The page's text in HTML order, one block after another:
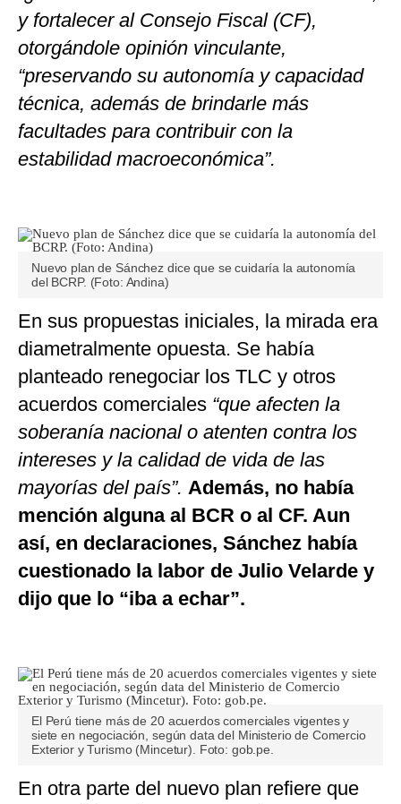
y fortalecer al Consejo Fiscal (CF),
otorgándole opinión vinculante,
“preservando su autonomía y capacidad
técnica, además de brindarle más
facultades para contribuir con la
estabilidad macroeconómica”.
Nuevo plan de Sánchez dice que se cuidaría la autonomía
del BCRP. (Foto: Andina)
En sus propuestas iniciales, la mirada era
diametralmente opuesta. Se había
planteado renegociar los TLC y otros
acuerdos comerciales “que afecten la
soberanía nacional o atenten contra los
intereses y la calidad de vida de las
mayorías del país”. Además, no había
mención alguna al BCR o al CF. Aun
así, en declaraciones, Sánchez había
cuestionado la labor de Julio Velarde y
dijo que lo “iba a echar”.
El Perú tiene más de 20 acuerdos comerciales vigentes y
siete en negociación, según data del Ministerio de Comercio
Exterior y Turismo (Mincetur). Foto: gob.pe.
En otra parte del nuevo plan refiere que